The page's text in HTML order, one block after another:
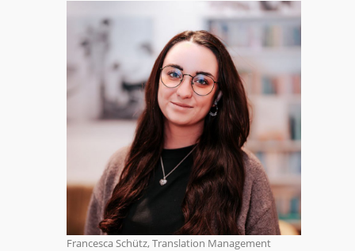
Francesca Schütz, Translation Management